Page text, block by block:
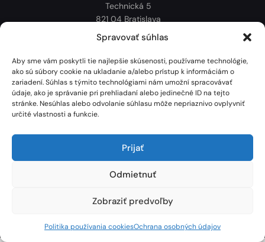
Spravovať súhlas
Aby sme vám poskytli tie najlepšie skúsenosti, používame technológie,
ako sú súbory cookie na ukladanie a/alebo prístup k informáciám o
zariadení. Súhlas s týmito technológiami nám umožní spracovávať
údaje, ako je správanie pri prehliadaní alebo jedinečné ID na tejto
stránke. Nesúhlas alebo odvolanie súhlasu môže nepriaznivo ovplyvniť
určité vlastnosti a funkcie.
Prijať
Odmietnuť
Zobraziť predvoľby
Politika používania cookiesOchrana osobných údajov
Technická 5
821 04 Bratislava
Slovenská republika
Politika používania cookies
Mapa
Lignotesting, a. s. © 2024 | Všetky práva vyhradené. | Vytvoril: Marek Heinfarth.